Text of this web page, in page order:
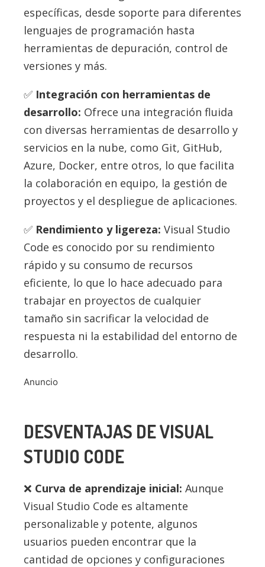
específicas, desde soporte para diferentes
lenguajes de programación hasta
herramientas de depuración, control de
versiones y más.
Integración con herramientas de
desarrollo: Ofrece una integración fluida
con diversas herramientas de desarrollo y
servicios en la nube, como Git, GitHub,
Azure, Docker, entre otros, lo que facilita
la colaboración en equipo, la gestión de
proyectos y el despliegue de aplicaciones.
Rendimiento y ligereza: Visual Studio
Code es conocido por su rendimiento
rápido y su consumo de recursos
eficiente, lo que lo hace adecuado para
trabajar en proyectos de cualquier
tamaño sin sacrificar la velocidad de
respuesta ni la estabilidad del entorno de
desarrollo.
Anuncio
DESVENTAJAS DE VISUAL
STUDIO CODE
Curva de aprendizaje inicial: Aunque
Visual Studio Code es altamente
personalizable y potente, algunos
usuarios pueden encontrar que la
cantidad de opciones y configuraciones